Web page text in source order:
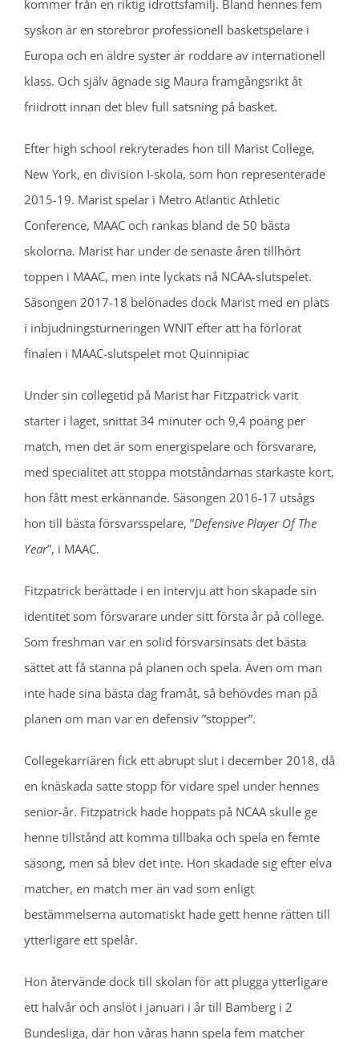
kommer från en riktig idrottsfamilj. Bland hennes fem
syskon är en storebror professionell basketspelare i
Europa och en äldre syster är roddare av internationell
klass. Och själv ägnade sig Maura framgångsrikt åt
friidrott innan det blev full satsning på basket.
Efter high school rekryterades hon till Marist College,
New York, en division I-skola, som hon representerade
2015-19. Marist spelar i Metro Atlantic Athletic
Conference, MAAC och rankas bland de 50 bästa
skolorna. Marist har under de senaste åren tillhört
toppen i MAAC, men inte lyckats nå NCAA-slutspelet.
Säsongen 2017-18 belönades dock Marist med en plats
i inbjudningsturneringen WNIT efter att ha förlorat
finalen i MAAC-slutspelet mot Quinnipiac
Under sin collegetid på Marist har Fitzpatrick varit
starter i laget, snittat 34 minuter och 9,4 poäng per
match, men det är som energispelare och försvarare,
med specialitet att stoppa motståndarnas starkaste kort,
hon fått mest erkännande. Säsongen 2016-17 utsågs
hon till bästa försvarsspelare, ”Defensive Player Of The
Year”, i MAAC.
Fitzpatrick berättade i en intervju att hon skapade sin
identitet som försvarare under sitt första år på college.
Som freshman var en solid försvarsinsats det bästa
sättet att få stanna på planen och spela. Även om man
inte hade sina bästa dag framåt, så behövdes man på
planen om man var en defensiv ”stopper”.
Collegekarriären fick ett abrupt slut i december 2018, då
en knäskada satte stopp för vidare spel under hennes
senior-år. Fitzpatrick hade hoppats på NCAA skulle ge
henne tillstånd att komma tillbaka och spela en femte
säsong, men så blev det inte. Hon skadade sig efter elva
matcher, en match mer än vad som enligt
bestämmelserna automatiskt hade gett henne rätten till
ytterligare ett spelår.
Hon återvände dock till skolan för att plugga ytterligare
ett halvår och anslöt i januari i år till Bamberg i 2
Bundesliga, där hon våras hann spela fem matcher